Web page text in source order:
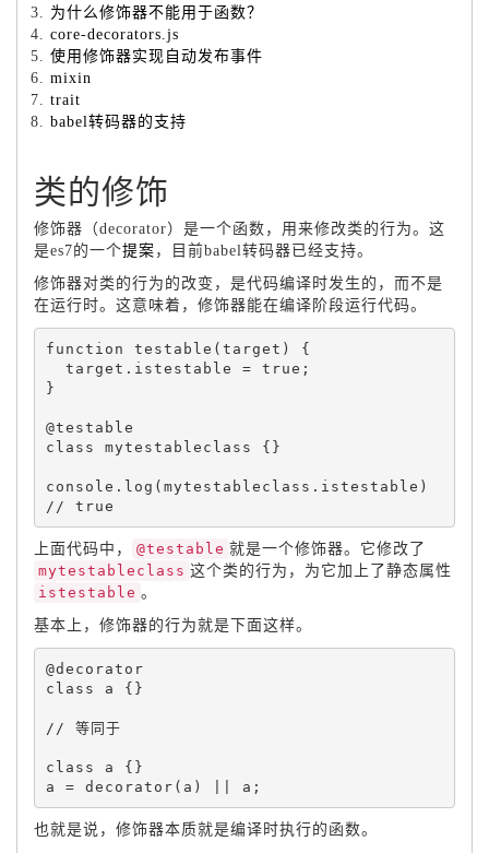
为什么修饰器不能用于函数？
core-decorators.js
使用修饰器实现自动发布事件
mixin
trait
babel转码器的支持
类的修饰
修饰器（decorator）是一个函数，用来修改类的行为。这
是es7的一个提案 ，目前babel转码器已经支持。
修饰器对类的行为的改变，是代码编译时发生的，而不是
在运行时。这意味着，修饰器能在编译阶段运行代码。
function testable ( target )
{
  target
. istestable = true ;
}
@testable
class mytestableclass { }
console . log ( mytestableclass . istestable )
上面代码中， @testable 就是一个修饰器。它修改了
mytestableclass 这个类的行为，为它加上了静态属性
istestable 。
基本上，修饰器的行为就是下面这样。
@decorator
class a { }
class a { }
a = decorator ( a ) a ;
也就是说，修饰器本质就是编译时执行的函数。